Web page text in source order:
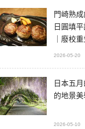
門崎熟
日圓填
｜廢校
2026-05-20
日本五
的地景
2026-05-10